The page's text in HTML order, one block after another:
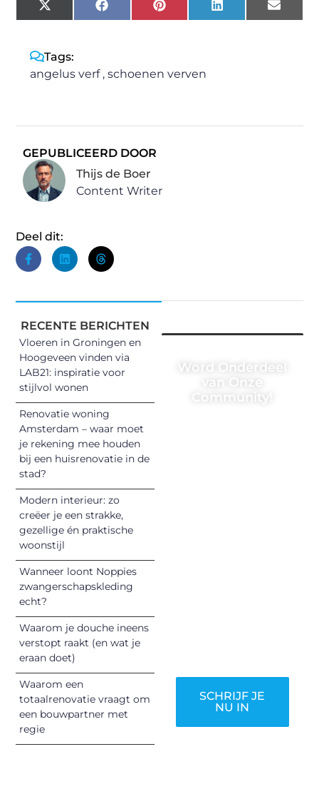
X
(Twitter)
FacebookPinterestLinkedIn Email
Tags:
angelus verf,schoenen verven
GEPUBLICEERD DOOR
Thijs de Boer
Content Writer
Deel dit:
RECENTE BERICHTEN
Vloeren in Groningen en
Hoogeveen vinden via
LAB21: inspiratie voor
stijlvol wonen
Renovatie woning
Amsterdam – waar moet
je rekening mee houden
bij een huisrenovatie in de
stad?
Modern interieur: zo
creëer je een strakke,
gezellige én praktische
woonstijl
Wanneer loont Noppies
zwangerschapskleding
echt?
Waarom je douche ineens
verstopt raakt (en wat je
eraan doet)
Waarom een
totaalrenovatie vraagt om
een bouwpartner met
regie
Word Onderdeel
van Onze
Community!
SCHRIJF JE
NU IN